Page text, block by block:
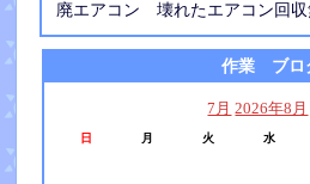
廃エアコン 壊れたエアコン回
作業 ブロ
7月 2026年8月
日 月 火 水